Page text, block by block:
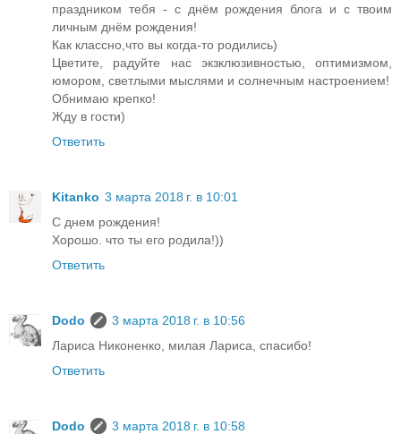
праздником тебя - с днём рождения блога и с твоим
личным днём рождения!
Как классно,что вы когда-то родились)
Цветите, радуйте нас экзклюзивностью, оптимизмом,
юмором, светлыми мыслями и солнечным настроением!
Обнимаю крепко!
Жду в гости)
Ответить
Kitanko 3 марта 2018 г. в 10:01
С днем рождения!
Хорошо. что ты его родила!))
Ответить
Dodo
3 марта 2018 г. в 10:56
Лариса Никоненко, милая Лариса, спасибо!
Ответить
Dodo
3 марта 2018 г. в 10:58